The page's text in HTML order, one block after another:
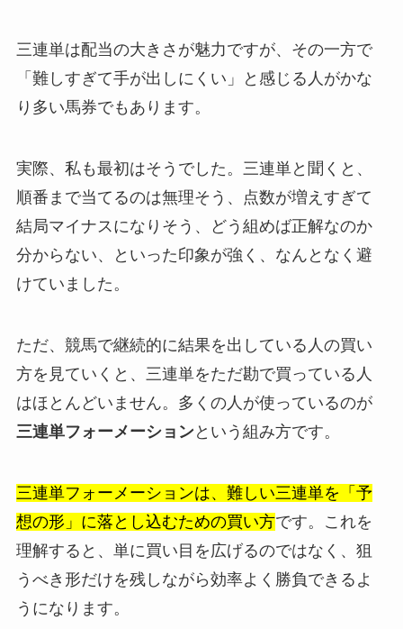
三連単は配当の大きさが魅力ですが、その一方で
「難しすぎて手が出しにくい」と感じる人がかな
り多い馬券でもあります。
実際、私も最初はそうでした。三連単と聞くと、
順番まで当てるのは無理そう、点数が増えすぎて
結局マイナスになりそう、どう組めば正解なのか
分からない、といった印象が強く、なんとなく避
けていました。
ただ、競馬で継続的に結果を出している人の買い
方を見ていくと、三連単をただ勘で買っている人
はほとんどいません。多くの人が使っているのが
三連単フォーメーションという組み方です。
三連単フォーメーションは、難しい三連単を「予
想の形」に落とし込むための買い方です。これを
理解すると、単に買い目を広げるのではなく、狙
うべき形だけを残しながら効率よく勝負できるよ
うになります。